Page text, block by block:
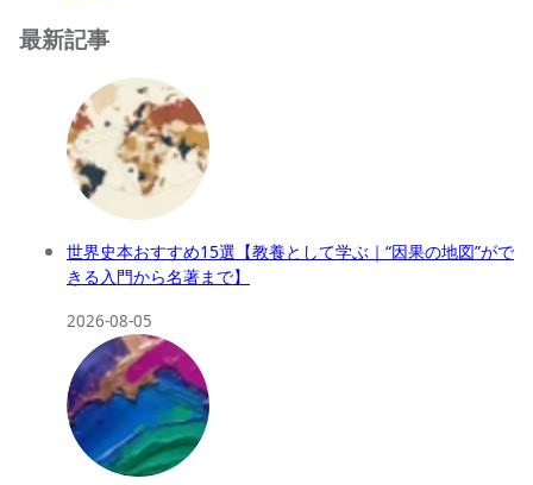
最新記事
世界史本おすすめ15選【教養として学ぶ｜“因果の地図”がで
きる入門から名著まで】
2026-08-05